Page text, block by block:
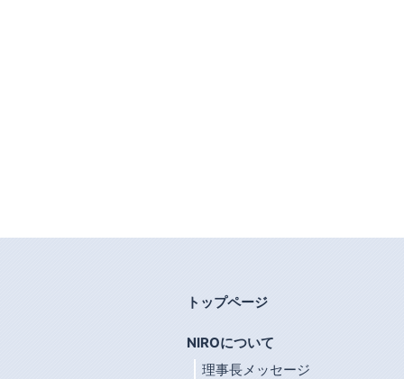
トップページ
NIROについて
理事長メッセージ